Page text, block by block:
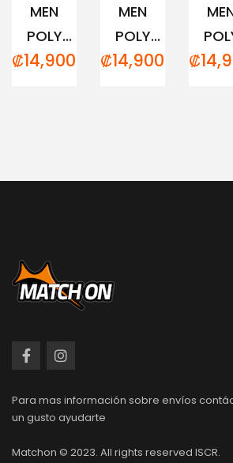
MEN
POLY...
₡14,900.00
MEN
POLY...
₡14,900.00 ₡
Para mas información sobre envíos
un gusto ayudarte
Matchon © 2023. All rights reserved ISCR.